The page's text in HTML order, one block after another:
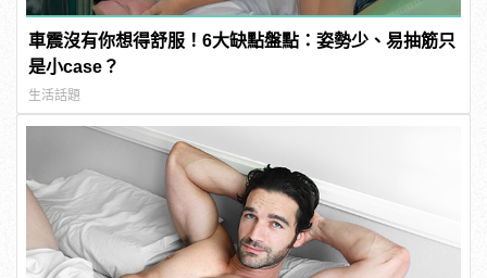
車震沒有你想得舒服！6大缺點盤點：姿勢少、易抽筋只
是小case？
生活話題